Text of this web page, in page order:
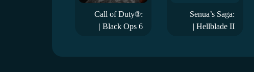
Senua’s Saga:
Hellblade II |
Call of Duty®:
Black Ops 6 |